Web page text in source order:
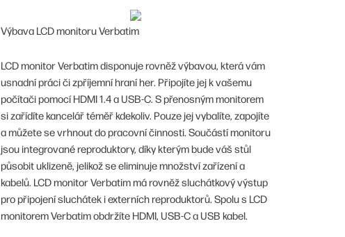
Výbava LCD monitoru Verbatim
LCD monitor Verbatim disponuje rovněž výbavou, která vám
usnadní práci či zpříjemní hraní her. Připojíte jej k vašemu
počítači pomocí HDMI 1.4 a USB-C. S přenosným monitorem
si zařídíte kancelář téměř kdekoliv. Pouze jej vybalíte, zapojíte
a můžete se vrhnout do pracovní činnosti. Součástí monitoru
jsou integrované reproduktory, díky kterým bude váš stůl
působit uklizeně, jelikož se eliminuje množství zařízení a
kabelů. LCD monitor Verbatim má rovněž sluchátkový výstup
pro připojení sluchátek i externích reproduktorů. Spolu s LCD
monitorem Verbatim obdržíte HDMI, USB-C a USB kabel.